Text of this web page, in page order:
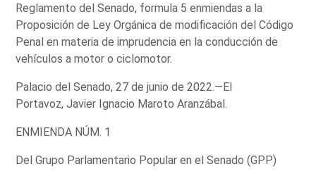
Reglamento del Senado, formula 5 enmiendas a la
Proposición de Ley Orgánica de modificación del Código
Penal en materia de imprudencia en la conducción de
vehículos a motor o ciclomotor.
Palacio del Senado, 27 de junio de 2022.—El
Portavoz, Javier Ignacio Maroto Aranzábal.
ENMIENDA NÚM. 1
Del Grupo Parlamentario Popular en el Senado (GPP)